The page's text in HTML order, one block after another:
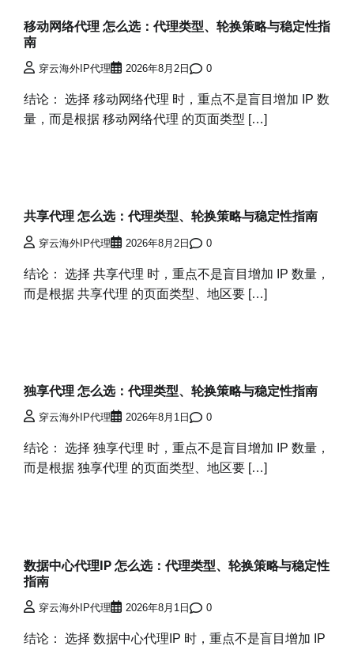
移动网络代理 怎么选：代理类型、轮换策略与稳定性指
南
穿云海外IP代理 2026年8月2日 0
结论： 选择 移动网络代理 时，重点不是盲目增加 IP 数
量，而是根据 移动网络代理 的页面类型 […]
共享代理 怎么选：代理类型、轮换策略与稳定性指南
穿云海外IP代理 2026年8月2日 0
结论： 选择 共享代理 时，重点不是盲目增加 IP 数量，
而是根据 共享代理 的页面类型、地区要 […]
独享代理 怎么选：代理类型、轮换策略与稳定性指南
穿云海外IP代理 2026年8月1日 0
结论： 选择 独享代理 时，重点不是盲目增加 IP 数量，
而是根据 独享代理 的页面类型、地区要 […]
数据中心代理IP 怎么选：代理类型、轮换策略与稳定性
指南
穿云海外IP代理 2026年8月1日 0
结论： 选择 数据中心代理IP 时，重点不是盲目增加 IP